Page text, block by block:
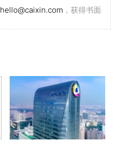
hello@caixin.com ，获得书面